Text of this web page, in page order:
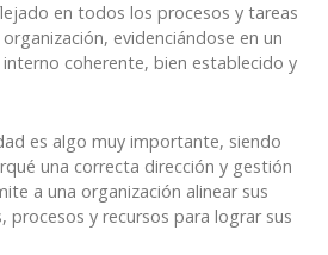
en todos los procesos y tareas
evidenciándose en un
coherente, bien establecido y
es algo muy importante, siendo
una correcta dirección y gestión
a una organización alinear sus
procesos y recursos para lograr sus